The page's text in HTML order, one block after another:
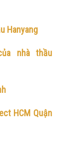
Hanyang
nhà thầu
HCM Quận